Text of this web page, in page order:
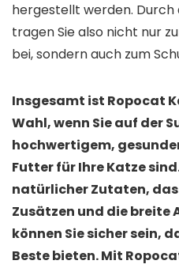
hergestellt werden. Durch
tragen Sie also nicht nur
bei, sondern auch zum
Insgesamt ist Ropocat
Wahl, wenn Sie auf der
hochwertigem,
Futter für Ihre Katze
natürlicher Zutaten,
Zusätzen und die breite
können Sie sicher sein,
Beste bieten. Mit